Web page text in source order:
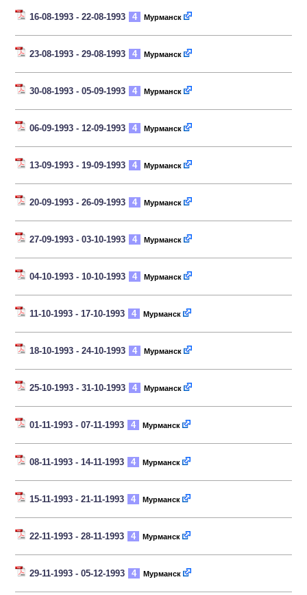
16-08-1993 - 22-08-1993 4 Мурманск
23-08-1993 - 29-08-1993 4 Мурманск
30-08-1993 - 05-09-1993 4 Мурманск
06-09-1993 - 12-09-1993 4 Мурманск
13-09-1993 - 19-09-1993 4 Мурманск
20-09-1993 - 26-09-1993 4 Мурманск
27-09-1993 - 03-10-1993 4 Мурманск
04-10-1993 - 10-10-1993 4 Мурманск
11-10-1993 - 17-10-1993 4 Мурманск
18-10-1993 - 24-10-1993 4 Мурманск
25-10-1993 - 31-10-1993 4 Мурманск
01-11-1993 - 07-11-1993 4 Мурманск
08-11-1993 - 14-11-1993 4 Мурманск
15-11-1993 - 21-11-1993 4 Мурманск
22-11-1993 - 28-11-1993 4 Мурманск
29-11-1993 - 05-12-1993 4 Мурманск